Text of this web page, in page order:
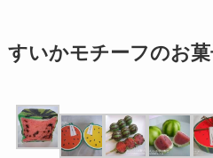
すいかモチーフのお